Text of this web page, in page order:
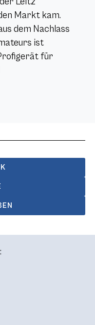
Markt kam.
dem Nachlass
ist
für